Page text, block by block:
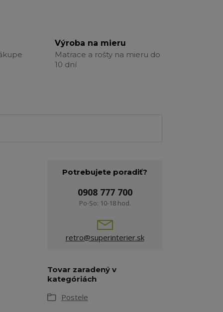
Výroba na mieru
Matrace a rošty na mieru do
10 dní
Potrebujete poradiť?
0908 777 700
Po-So: 10-18 hod.
retro@superinterier.sk
Tovar zaradený v
kategóriách
Postele